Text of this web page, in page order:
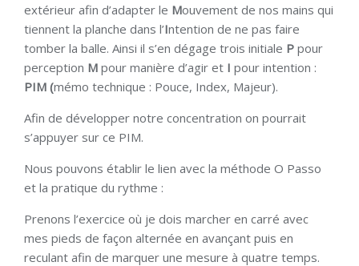
extérieur afin d’adapter le Mouvement de nos mains qui
tiennent la planche dans l’Intention de ne pas faire
tomber la balle. Ainsi il s’en dégage trois initiale P pour
perception M pour manière d’agir et I pour intention :
PIM (mémo technique : Pouce, Index, Majeur).
Afin de développer notre concentration on pourrait
s’appuyer sur ce PIM.
Nous pouvons établir le lien avec la méthode O Passo
et la pratique du rythme :
Prenons l’exercice où je dois marcher en carré avec
mes pieds de façon alternée en avançant puis en
reculant afin de marquer une mesure à quatre temps.